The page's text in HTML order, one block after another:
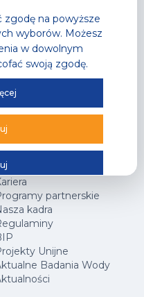
dojechać?
marketingowa
partnerskie
kadra
Unijne
Badania Wody
zgodę na powyższe
wyborów. Możesz
w dowolnym
swoją zgodę.